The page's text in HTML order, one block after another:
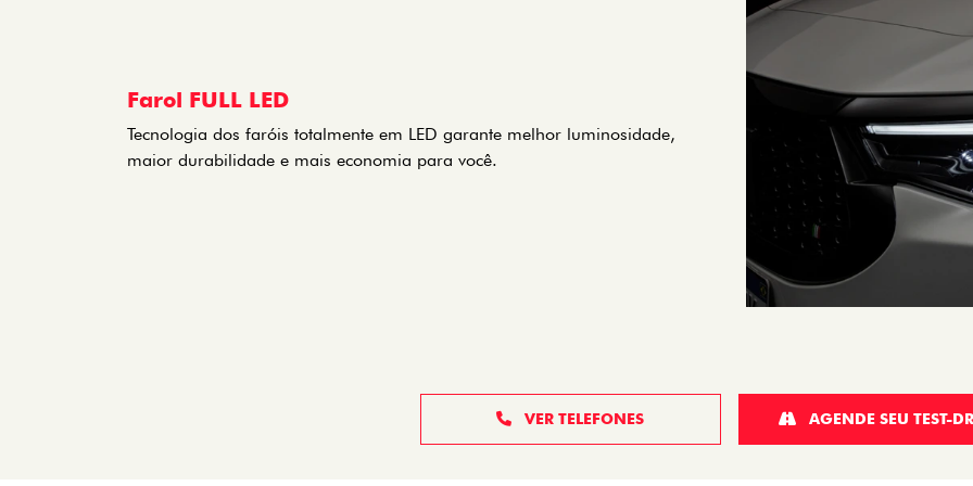
Farol FULL LED
Tecnologia dos faróis totalmente em LED garante melhor luminosidade,
maior durabilidade e mais economia para você.
VER TELEFONES AGENDE SEU TEST-